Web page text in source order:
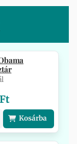
Kosárba